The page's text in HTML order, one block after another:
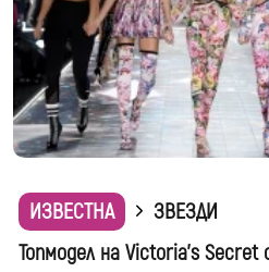
ИЗВЕСТНА
ЗВЕЗДИ
Топмодел на Victoria's Secret